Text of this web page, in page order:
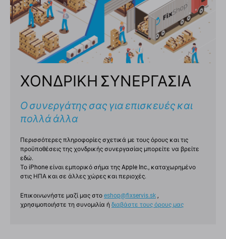
ΧΟΝΔΡΙΚΗ ΣΥΝΕΡΓΑΣΙΑ
Ο συνεργάτης σας για επισκευές και
πολλά άλλα
Περισσότερες πληροφορίες σχετικά με τους όρους και τις
προϋποθέσεις της χονδρικής συνεργασίας μπορείτε να βρείτε
εδώ.
Το iPhone είναι εμπορικό σήμα της Apple Inc., καταχωρημένο
στις ΗΠΑ και σε άλλες χώρες και περιοχές.
Επικοινωνήστε μαζί μας στο eshop@fixservis.sk ,
χρησιμοποιήστε τη συνομιλία ή διαβάστε τους όρους μας